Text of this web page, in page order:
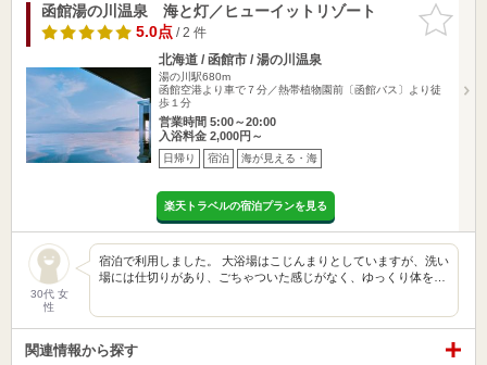
お気に入
りに追加
函館湯の川温泉 海と灯／ヒューイットリゾート
5.0点/ 2 件
北海道 / 函館市 / 湯の川温泉
湯の川駅680m
函館空港より車で７分／熱帯植物園前〔函館バス〕より徒
歩１分
営業時間 5:00～20:00
入浴料金 2,000円～
日帰り 宿泊 海が見える・海
楽天トラベルの宿泊プランを見る
30代 女
性
宿泊で利用しました。 大浴場はこじんまりとしていますが、洗い
場には仕切りがあり、ごちゃついた感じがなく、ゆっくり体を…
関連情報から探す